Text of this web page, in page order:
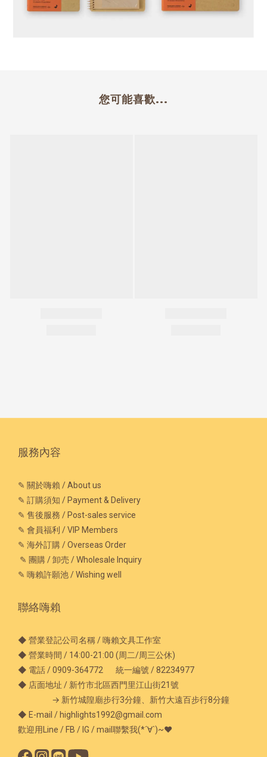
您可能喜歡...
服務內容
✎ 關於嗨賴 / About us
✎ 訂購須知 / Payment & Delivery
✎ 售後服務 / Post-sales service
✎ 會員福利 / VIP Members
✎ 海外訂購 / Overseas Order
✎ 團購 / 卸売 / Wholesale Inquiry
✎ 嗨賴許願池 / Wishing well
聯絡嗨賴
◆ 營業登記公司名稱 / 嗨賴文具工作室
◆ 營業時間 / 14:00-21:00 (周二/周三公休)
◆ 電話 / 0909-364772 統一編號 / 82234977
◆ 店面地址 / 新竹市北區西門里江山街21號
→ 新竹城隍廟步行3分鐘、新竹大遠百步行8分鐘
◆ E-mail / highlights1992@gmail.com
歡迎用Line / FB / IG / mail聯繫我(*´∀`)~♥